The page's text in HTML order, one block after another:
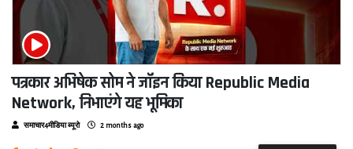
पत्रकार अभिषेक सोम ने जॉइन किया Republic Media
Network, निभाएंगे यह भूमिका
समाचार4मीडिया ब्यूरो 2 months ago